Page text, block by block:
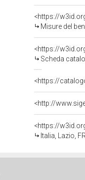
<https://
Misure del
<https://
Scheda
<https://
<https://
Italia, Lazio,